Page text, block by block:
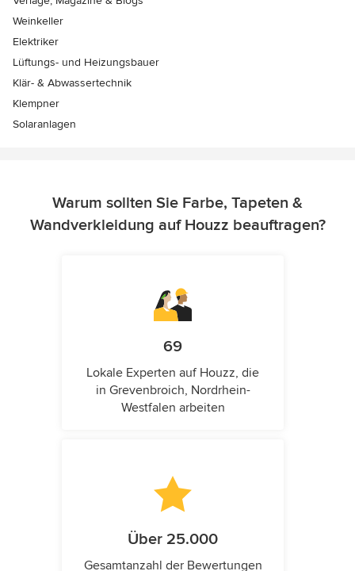
Weinkeller
Elektriker
Lüftungs- und Heizungsbauer
Klär- & Abwassertechnik
Klempner
Solaranlagen
Warum sollten Sie Farbe, Tapeten &
Wandverkleidung auf Houzz beauftragen?
69
Lokale Experten auf Houzz, die
in Grevenbroich, Nordrhein-
Westfalen arbeiten
Über 25.000
Gesamtanzahl der Bewertungen